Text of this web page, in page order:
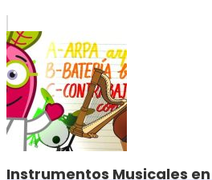
Instrumentos Musicales